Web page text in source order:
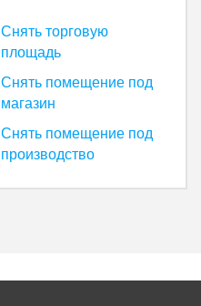
Снять торговую
площадь
Снять помещение под
магазин
Снять помещение под
производство